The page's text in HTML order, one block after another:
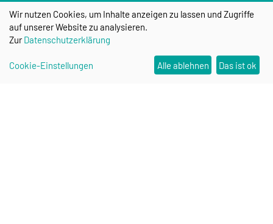
Weitere Informationen zum Projekt können
Wir nutzen Cookies, um Inhalte anzeigen zu lassen und Zugriffe
auf unserer Website zu analysieren.
ZurDatenschutzerklärung
Cookie-Einstellungen Alle ablehnen Das ist ok